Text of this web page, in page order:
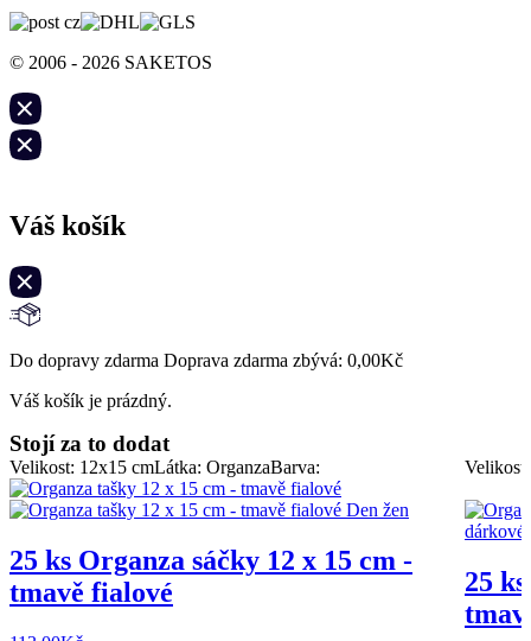
© 2006 - 2026 SAKETOS
Váš košík
Do dopravy zdarma Doprava zdarma zbývá: 0,00Kč
Váš košík je prázdný.
Stojí za to dodat
Velikost: 12x15 cmLátka: OrganzaBarva:
25 ks Organza sáčky 12 x 15 cm -
tmavě fialové
25